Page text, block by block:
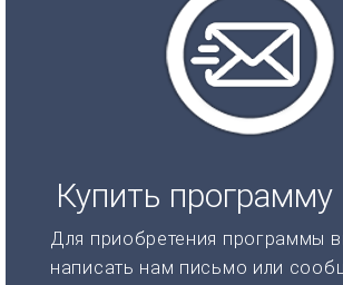
Купить программу
Для приобретения программы
написать нам письмо или